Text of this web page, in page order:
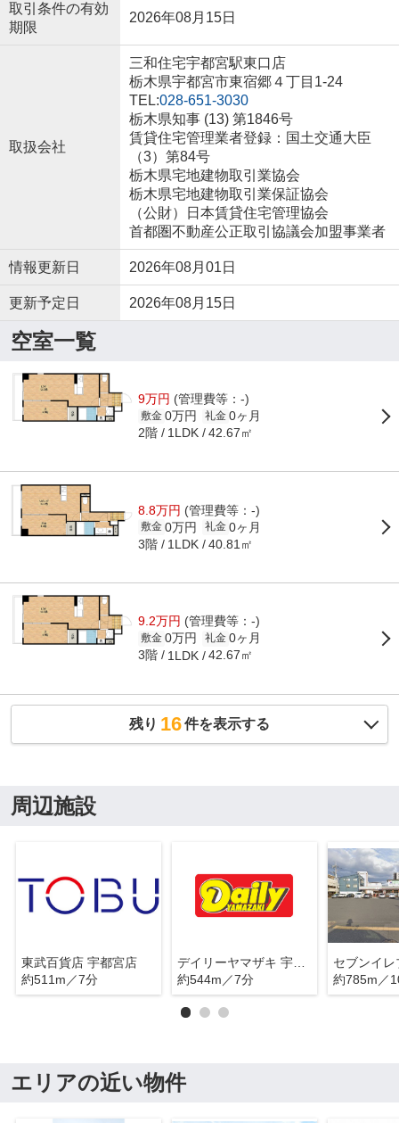
取引条件の有効
期限
2026年08月15日
取扱会社
三和住宅宇都宮駅東口店
栃木県宇都宮市東宿郷４丁目1-24
TEL:028-651-3030
栃木県知事 (13) 第1846号
賃貸住宅管理業者登録：国土交通大臣
（3）第84号
栃木県宅地建物取引業協会
栃木県宅地建物取引業保証協会
（公財）日本賃貸住宅管理協会
首都圏不動産公正取引協議会加盟事業者
情報更新日 2026年08月01日
更新予定日 2026年08月15日
空室一覧
9万円 (管理費等：-)
敷金 0万円 礼金 0ヶ月
2階 1LDK 42.67㎡
8.8万円 (管理費等：-)
敷金 0万円 礼金 0ヶ月
3階 1LDK 40.81㎡
9.2万円 (管理費等：-)
敷金 0万円 礼金 0ヶ月
3階 1LDK 42.67㎡
残り 16件を表示する
周辺施設
東武百貨店 宇都宮店
約511m／7分
デイリーヤマザキ 宇都宮江野町店
約544m／7分
約785m／
エリアの近い物件